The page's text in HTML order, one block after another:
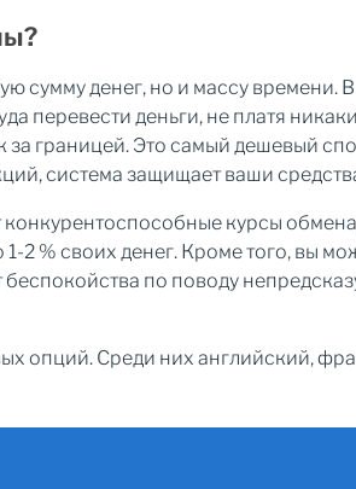
сумму денег, но и массу времени.
перевести деньги, не платя
границей. Это самый дешевый
система защищает ваши
курсы
2 % своих денег. Кроме того, вы
беспокойства по поводу
опций. Среди них английский,